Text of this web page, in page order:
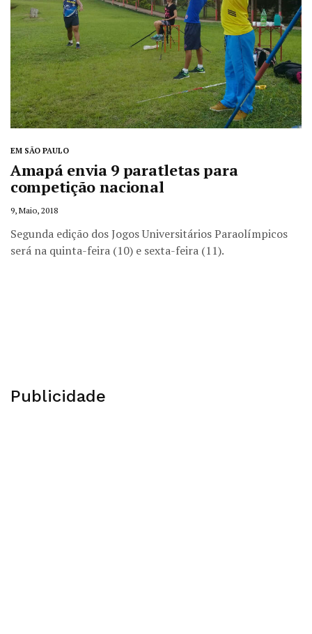
EM SÃO PAULO
Amapá envia 9 paratletas para
competição nacional
9, Maio, 2018
Segunda edição dos Jogos Universitários Paraolímpicos
será na quinta-feira (10) e sexta-feira (11).
Publicidade